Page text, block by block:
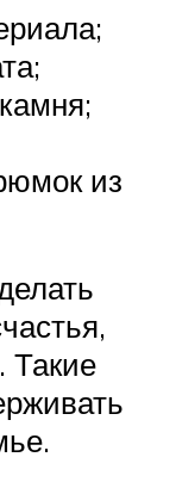
из
Такие